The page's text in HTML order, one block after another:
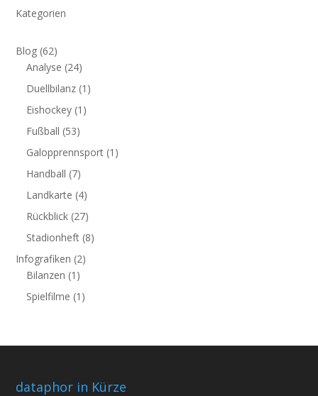
Kategorien
Blog (62)
Analyse (24)
Duellbilanz (1)
Eishockey (1)
Fußball (53)
Galopprennsport (1)
Handball (7)
Landkarte (4)
Rückblick (27)
Stadionheft (8)
Infografiken (2)
Bilanzen (1)
Spielfilme (1)
dataphor in Kürze